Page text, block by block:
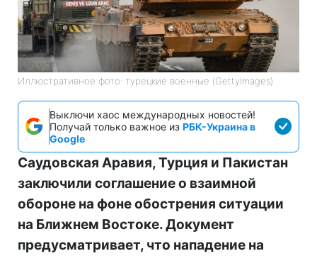
Иллюстративное фото: турецкие военные (GettyImages)
Выключи хаос международных новостей!
Получай только важное из РБК-Украина в
Google
Саудовская Аравия, Турция и Пакистан
заключили соглашение о взаимной
обороне на фоне обострения ситуации
на Ближнем Востоке. Документ
предусматривает, что нападение на